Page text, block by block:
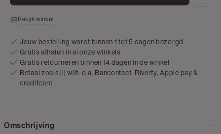
Bekijk winkel
Jouw bestelling wordt binnen 1 tot 5 dagen bezorgd
Gratis afhalen in al onze winkels
Gratis retourneren binnen 14 dagen in de winkel
Betaal zoals jij wilt: o.a. Bancontact, Riverty, Apple pay &
creditcard
Omschrijving